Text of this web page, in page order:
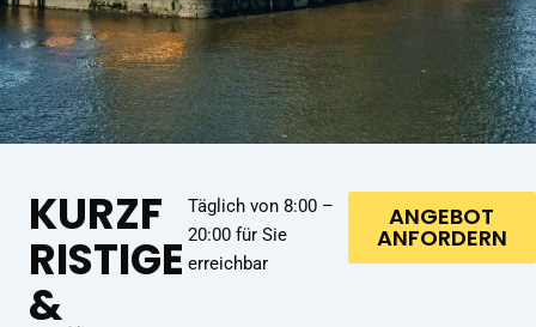
KURZF
RISTIGE
&
Täglich von 8:00 –
20:00 für Sie
erreichbar
ANGEBOT
ANFORDERN